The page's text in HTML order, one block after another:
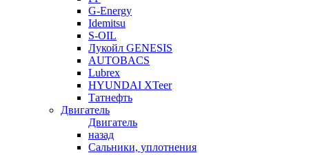
G-Energy
Idemitsu
S-OIL
Лукойл GENESIS
AUTOBACS
Lubrex
HYUNDAI XTeer
Татнефть
Двигатель
Двигатель
назад
Сальники, уплотнения